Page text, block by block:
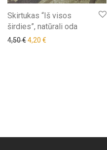
Skirtukas “Iš visos
širdies”, natūrali oda
4,50€Original price was: 4,50 €.
4,20 €